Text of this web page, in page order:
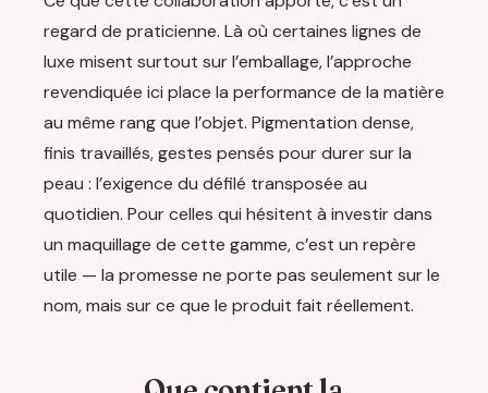
regard de praticienne. Là où certaines lignes de
luxe misent surtout sur l’emballage, l’approche
revendiquée ici place la performance de la matière
au même rang que l’objet. Pigmentation dense,
finis travaillés, gestes pensés pour durer sur la
peau : l’exigence du défilé transposée au
quotidien. Pour celles qui hésitent à investir dans
un maquillage de cette gamme, c’est un repère
utile — la promesse ne porte pas seulement sur le
nom, mais sur ce que le produit fait réellement.